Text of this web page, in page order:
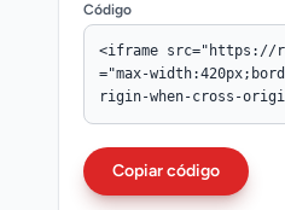
Código
Copiar código